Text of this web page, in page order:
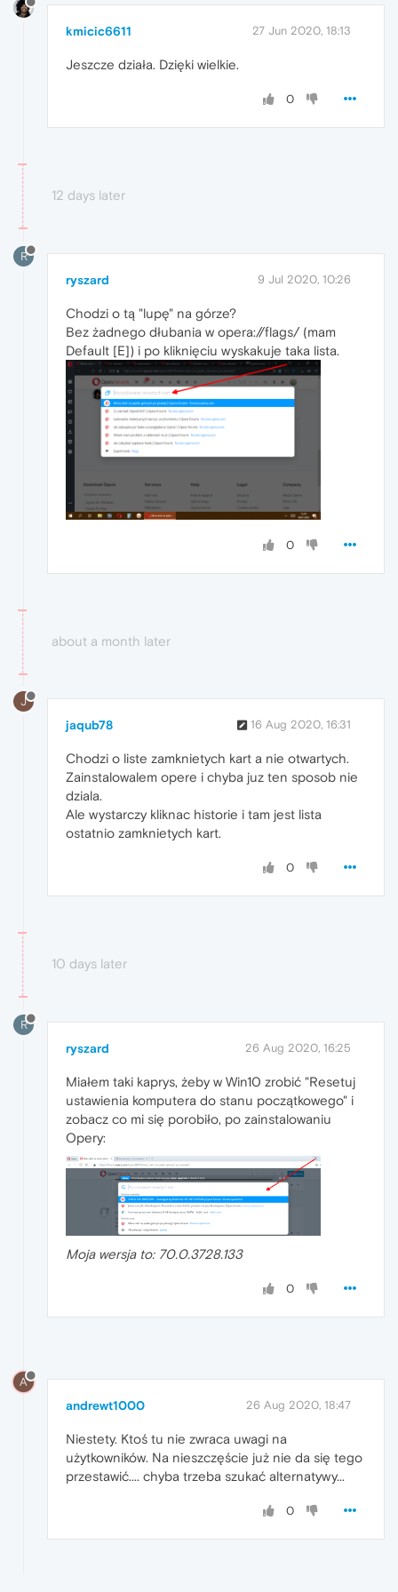
kmicic6611 27 Jun 2020, 18:13
Jeszcze działa. Dzięki wielkie.
0
12 days later
R
ryszard 9 Jul 2020, 10:26
Chodzi o tą "lupę" na górze?
Bez żadnego dłubania w opera://flags/ (mam
Default [E]) i po kliknięciu wyskakuje taka lista.
0
about a month later
J
jaqub78 16 Aug 2020, 16:31
Chodzi o liste zamknietych kart a nie otwartych.
Zainstalowalem opere i chyba juz ten sposob nie
dziala.
Ale wystarczy kliknac historie i tam jest lista
ostatnio zamknietych kart.
0
10 days later
R
ryszard 26 Aug 2020, 16:25
Miałem taki kaprys, żeby w Win10 zrobić "Resetuj
ustawienia komputera do stanu początkowego" i
zobacz co mi się porobiło, po zainstalowaniu
Opery:
Moja wersja to: 70.0.3728.133
0
A
andrewt1000 26 Aug 2020, 18:47
Niestety. Ktoś tu nie zwraca uwagi na
użytkowników. Na nieszczęście już nie da się tego
przestawić.... chyba trzeba szukać alternatywy...
0